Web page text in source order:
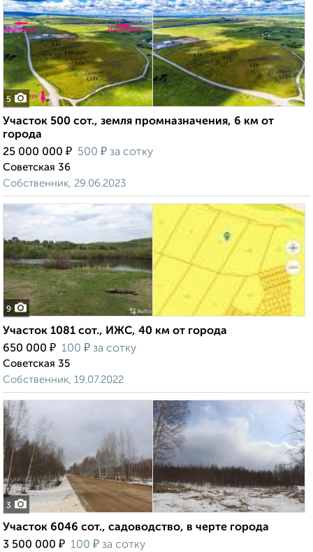
5
Участок 500 сот., земля промназначения, 6 км от
города
25 000 000 ₽ 500 ₽ за сотку
Советская 36
Собственник, 29.06.2023
9
Участок 1081 сот., ИЖС, 40 км от города
650 000 ₽ 100 ₽ за сотку
Советская 35
Собственник, 19.07.2022
3
Участок 6046 сот., садоводство, в черте города
3 500 000 ₽ 100 ₽ за сотку